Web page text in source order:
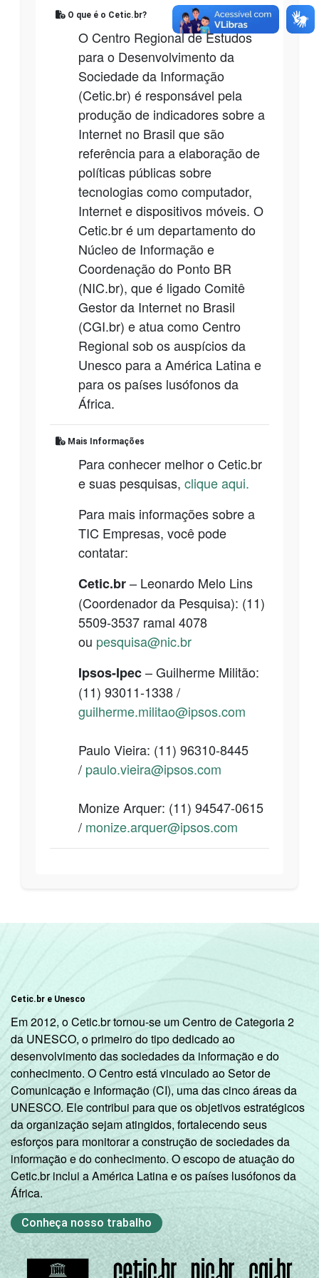
O que é o Cetic.br?
O Centro Regional de Estudos
para o Desenvolvimento da
Sociedade da Informação
(Cetic.br) é responsável pela
produção de indicadores sobre a
Internet no Brasil que são
referência para a elaboração de
políticas públicas sobre
tecnologias como computador,
Internet e dispositivos móveis. O
Cetic.br é um departamento do
Núcleo de Informação e
Coordenação do Ponto BR
(NIC.br), que é ligado Comitê
Gestor da Internet no Brasil
(CGI.br) e atua como Centro
Regional sob os auspícios da
Unesco para a América Latina e
para os países lusófonos da
África.
Mais Informações
Para conhecer melhor o Cetic.br
e suas pesquisas, clique aqui.
Para mais informações sobre a
TIC Empresas, você pode
contatar:
Cetic.br– Leonardo Melo Lins
(Coordenador da Pesquisa): (11)
5509-3537 ramal 4078
ou pesquisa@nic.br
Ipsos-Ipec– Guilherme Militão:
(11) 93011-1338/
guilherme.militao@ipsos.com
Paulo Vieira: (11) 96310-8445
/ paulo.vieira@ipsos.com
Monize Arquer: (11) 94547-0615
/ monize.arquer@ipsos.com
Cetic.br e Unesco
Em 2012, o Cetic.br tornou-se um Centro de Categoria 2
da UNESCO, o primeiro do tipo dedicado ao
desenvolvimento das sociedades da informação e do
conhecimento. O Centro está vinculado ao Setor de
Comunicação e Informação (CI), uma das cinco áreas da
UNESCO. Ele contribui para que os objetivos estratégicos
da organização sejam atingidos, fortalecendo seus
esforços para monitorar a construção de sociedades da
informação e do conhecimento. O escopo de atuação do
Cetic.br inclui a América Latina e os países lusófonos da
África.
Conheça nosso trabalho